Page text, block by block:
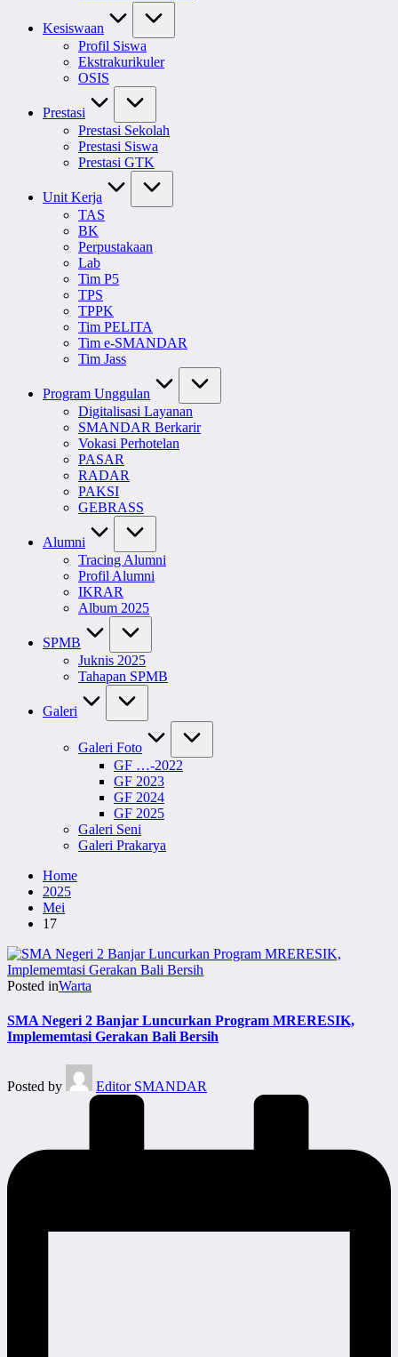
Kesiswaan
Profil Siswa
Ekstrakurikuler
OSIS
Prestasi
Prestasi Sekolah
Prestasi Siswa
Prestasi GTK
Unit Kerja
TAS
BK
Perpustakaan
Lab
Tim P5
TPS
TPPK
Tim PELITA
Tim e-SMANDAR
Tim Jass
Program Unggulan
Digitalisasi Layanan
SMANDAR Berkarir
Vokasi Perhotelan
PASAR
RADAR
PAKSI
GEBRASS
Alumni
Tracing Alumni
Profil Alumni
IKRAR
Album 2025
SPMB
Juknis 2025
Tahapan SPMB
Galeri
Galeri Foto
GF …-2022
GF 2023
GF 2024
GF 2025
Galeri Seni
Galeri Prakarya
Home
2025
Mei
17
Posted inWarta
SMA Negeri 2 Banjar Luncurkan Program MRERESIK,
Implememtasi Gerakan Bali Bersih
Posted by Editor SMANDAR